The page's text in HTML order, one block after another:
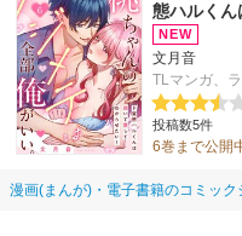
態ハルくん
文月音
TLマンガ、
投稿数5件
6巻まで公開
漫画(まんが)・電子書籍のコミック